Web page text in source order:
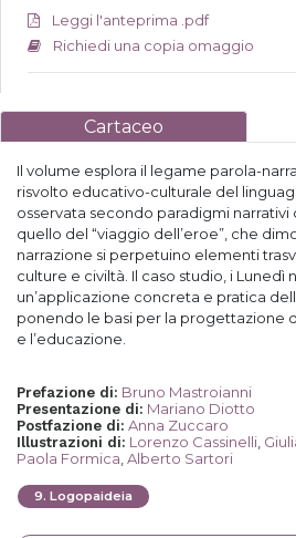
Leggi l'anteprima .pdf
Richiedi una copia omaggio
Cartaceo
Il volume esplora il legame parola-
risvolto educativo-culturale del
osservata secondo paradigmi
quello del “viaggio dell’eroe”, che
narrazione si perpetuino elementi
culture e civiltà. Il caso studio, i Lunedì
un’applicazione concreta e pratica
ponendo le basi per la progettazione
e l’educazione.
Prefazione di: Bruno Mastroianni
Presentazione di: Mariano Diotto
Postfazione di: Anna Zuccaro
Illustrazioni di: Lorenzo Cassinelli
Paola Formica Alberto Sartori
9. Logopaideia